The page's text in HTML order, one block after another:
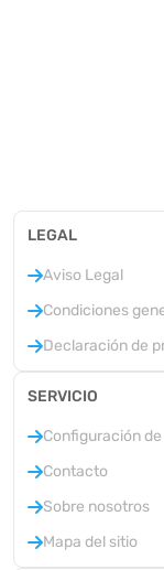
LEGAL
Aviso Legal
Condiciones
Declaración de
SERVICIO
Configuración
Contacto
Sobre nosotros
Mapa del sitio